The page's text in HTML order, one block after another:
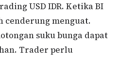
USD IDR. Ketika BI
cenderung menguat.
suku bunga dapat
Trader perlu